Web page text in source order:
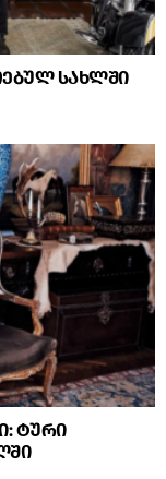
სახლში
ტური